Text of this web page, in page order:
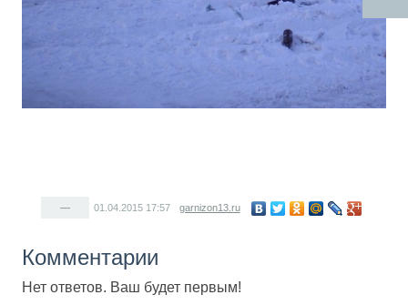
— 01.04.2015 17:57 garnizon13.ru
Комментарии
Нет ответов. Ваш будет первым!